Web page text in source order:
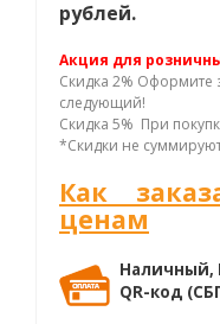
рублей.
Акция для
Скидка 2% Оформите
следующий!
Скидка 5% При
*Скидки не
Как
ценам
Наличный,
QR-код